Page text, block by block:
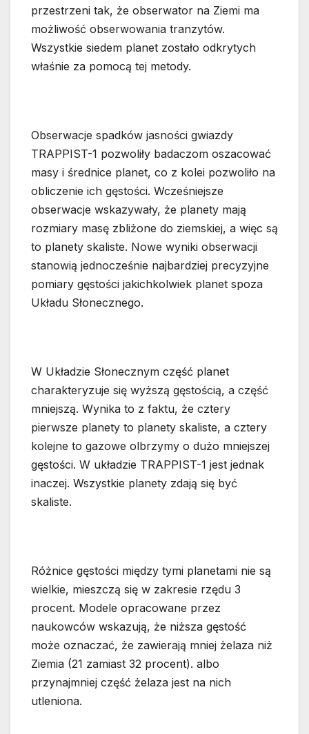
przestrzeni tak, że obserwator na Ziemi ma
możliwość obserwowania tranzytów.
Wszystkie siedem planet zostało odkrytych
właśnie za pomocą tej metody.
Obserwacje spadków jasności gwiazdy
TRAPPIST-1 pozwoliły badaczom oszacować
masy i średnice planet, co z kolei pozwoliło na
obliczenie ich gęstości. Wcześniejsze
obserwacje wskazywały, że planety mają
rozmiary masę zbliżone do ziemskiej, a więc są
to planety skaliste. Nowe wyniki obserwacji
stanowią jednocześnie najbardziej precyzyjne
pomiary gęstości jakichkolwiek planet spoza
Układu Słonecznego.
W Układzie Słonecznym część planet
charakteryzuje się wyższą gęstością, a część
mniejszą. Wynika to z faktu, że cztery
pierwsze planety to planety skaliste, a cztery
kolejne to gazowe olbrzymy o dużo mniejszej
gęstości. W układzie TRAPPIST-1 jest jednak
inaczej. Wszystkie planety zdają się być
skaliste.
Różnice gęstości między tymi planetami nie są
wielkie, mieszczą się w zakresie rzędu 3
procent. Modele opracowane przez
naukowców wskazują, że niższa gęstość
może oznaczać, że zawierają mniej żelaza niż
Ziemia (21 zamiast 32 procent). albo
przynajmniej część żelaza jest na nich
utleniona.